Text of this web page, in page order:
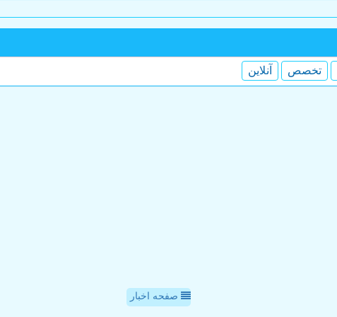
تخصص آنلاین
صفحه اخبار